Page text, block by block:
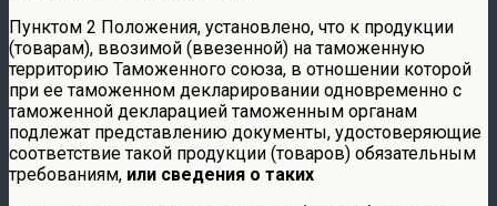
Пунктом 2 Положения, установлено, что к продукции
(товарам), ввозимой (ввезенной) на таможенную
территорию Таможенного союза, в отношении которой
при ее таможенном декларировании одновременно с
таможенной декларацией таможенным органам
подлежат представлению документы, удостоверяющие
соответствие такой продукции (товаров) обязательным
требованиям, или сведения о таких